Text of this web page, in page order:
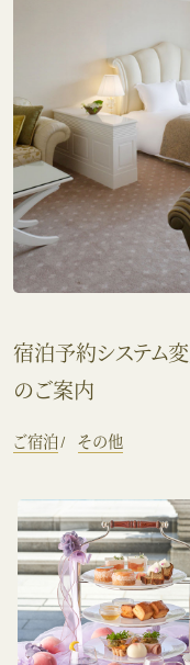
宿泊予約システム
のご案内
ご宿泊 その他